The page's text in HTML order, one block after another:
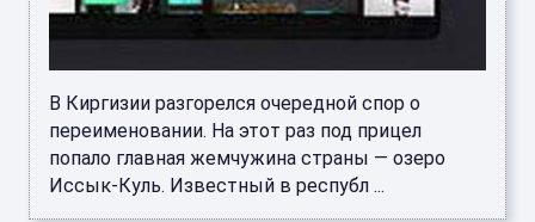
В Киргизии разгорелся очередной спор о
переименовании. На этот раз под прицел
попало главная жемчужина страны — озеро
Иссык-Куль. Известный в республ ...